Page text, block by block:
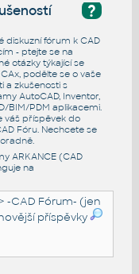
?
diskuzní fórum k CAD
- ptejte se na
otázky týkající se
podělte se o vaše
a zkušenosti s
AutoCAD, Inventor,
BIM/PDM aplikacemi.
váš příspěvek do
Fóru. Nechcete se
.
ARKANCE (CAD
na
>-CAD Fórum- (jen
příspěvky